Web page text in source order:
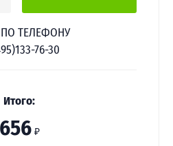
ПО ТЕЛЕФОНУ
76-30
Итого:
656 ₽